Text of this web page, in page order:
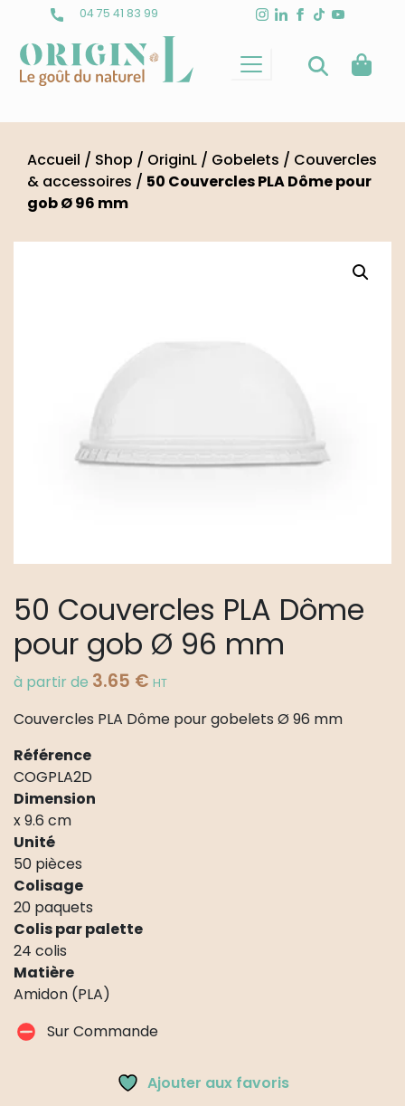
content
04 75 41 83 99
Accueil / Shop / OriginL / Gobelets / Couvercles
& accessoires / 50 Couvercles PLA Dôme pour
gob Ø 96 mm
50 Couvercles PLA Dôme
pour gob Ø 96 mm
à partir de 3.65 € HT
Couvercles PLA Dôme pour gobelets Ø 96 mm
Référence
COGPLA2D
Dimension
x 9.6 cm
Unité
50 pièces
Colisage
20 paquets
Colis par palette
24 colis
Matière
Amidon (PLA)
Sur Commande
Ajouter aux favoris